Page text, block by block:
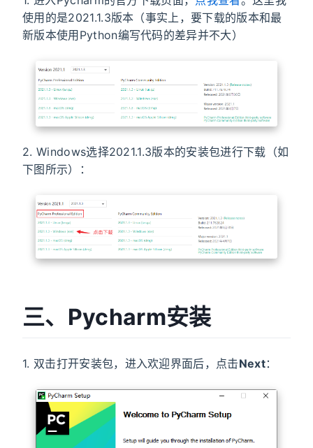
使用的是2021.1.3版本（事实上，要下载的版本和最
新版本使用Python编写代码的差异并不大）
2. Windows选择2021.1.3版本的安装包进行下载（如
下图所示）：
三、Pycharm安装
1. 双击打开安装包，进入欢迎界面后，点击Next：